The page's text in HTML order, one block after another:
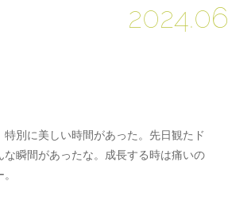
2024.06
別に美しい時間があった。先日観たド
瞬間があったな。成長する時は痛いの